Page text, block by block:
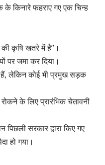
के किनारे फहराए गए एक चिन्ह
कृषि खतरे में है”।
पर जमा कर दिया।
हैं, लेकिन कोई भी प्रमुख सड़क
के लिए प्रारंभिक चेतावनी
सरकार द्वारा किए गए
हो गया।